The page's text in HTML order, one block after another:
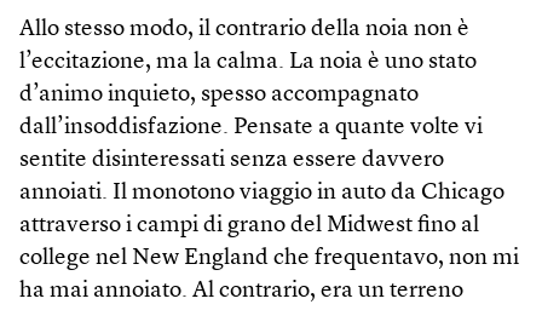
Allo stesso modo, il contrario della noia non è
l’eccitazione, ma la calma. La noia è uno stato
d’animo inquieto, spesso accompagnato
dall’insoddisfazione. Pensate a quante volte vi
sentite disinteressati senza essere davvero
annoiati. Il monotono viaggio in auto da Chicago
attraverso i campi di grano del Midwest fino al
college nel New England che frequentavo, non mi
ha mai annoiato. Al contrario, era un terreno